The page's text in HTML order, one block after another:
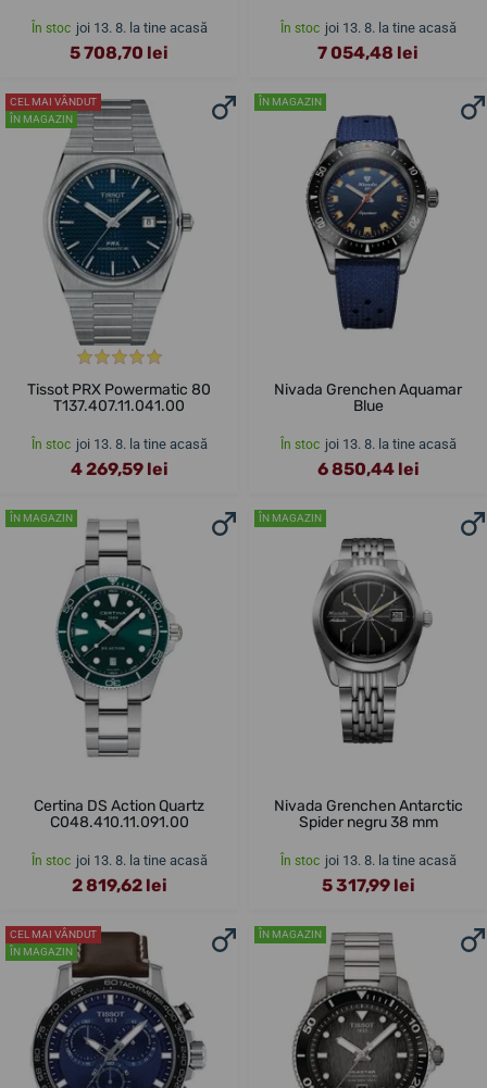
În stoc joi 13. 8. la tine acasă
5 708,70 lei
În stoc joi 13. 8. la tine acasă
7 054,48 lei
CEL MAI VÂNDUT
ÎN MAGAZIN
Tissot PRX Powermatic 80
T137.407.11.041.00
În stoc joi 13. 8. la tine acasă
4 269,59 lei
ÎN MAGAZIN
Nivada Grenchen Aquamar
Blue
În stoc joi 13. 8. la tine acasă
6 850,44 lei
ÎN MAGAZIN
Certina DS Action Quartz
C048.410.11.091.00
În stoc joi 13. 8. la tine acasă
2 819,62 lei
ÎN MAGAZIN
Nivada Grenchen Antarctic
Spider negru 38 mm
În stoc joi 13. 8. la tine acasă
5 317,99 lei
CEL MAI VÂNDUT
ÎN MAGAZIN
ÎN MAGAZIN